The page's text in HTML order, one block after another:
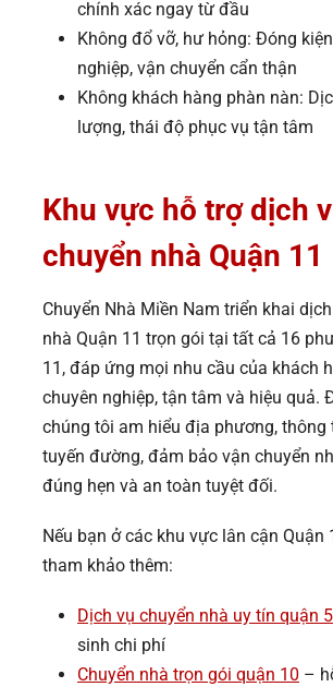
chính xác ngay từ đầu
Không đổ vỡ, hư hỏng: Đóng
nghiệp, vận chuyển cẩn thận
Không khách hàng phàn nàn:
lượng, thái độ phục vụ tận tâm
Khu vực hỗ trợ dịch
chuyển nhà Quận 11
Chuyển Nhà Miền Nam triển khai
nhà Quận 11 trọn gói tại tất cả 16
11, đáp ứng mọi nhu cầu của khách
chuyên nghiệp, tận tâm và hiệu quả.
chúng tôi am hiểu địa phương, thông
tuyến đường, đảm bảo vận chuyển
đúng hẹn và an toàn tuyệt đối.
Nếu bạn ở các khu vực lân cận Quận
tham khảo thêm:
Dịch vụ chuyển nhà uy tín quận 5
sinh chi phí
Chuyển nhà trọn gói quận 10 –